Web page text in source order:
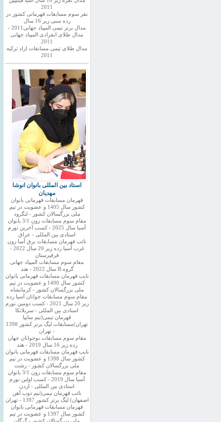
2011
نفر سوم مسابقات قهرمانی کشور در
رده سنی زیر 16 سال
مدال برنز تیمی المپیاد جهانی2011 -
مدال طلای انفرادی المپیاد جهانی
2011
مدال طلای تیمی مسابقات ازاد ترکیه
2011
استاد بین المللی بانوان انوشا
مهدیان
قهرمان مسابقات قهرمانی بانوان
کشور سال 1405 و عضویت در تیم
ملی بزرگسالان کشور - لنگرود
مقام سوم مسابقات زون 3/1 بانوان
آسیا سال 2025 - کسب آخرین نورم
استادی بین المللی - عراق
نائب قهرمان مسابقات برق آسا زون
غرب آسیا رده زیر 20 سال 2022 -
قرقیزستان
مقام سوم مسابقات المپیاد جهانی
گروه B سال 2022 - هند
نایب قهرمان مسابقات قهرمانی بانوان
کشور سال 1400 و عضویت در تیم
ملی بزرگسالان کشور - کرمانشاه
مقام سوم مسابقات جوانان آسیا رده
زیر 20 سال 2021 - کسب دومین نورم
استادی بین المللی - سریلانکا
قهرمان تیمی(تیم سایپا
تهران)مسابقات لیگ برتر کشور 1398
- تهران
مقام سوم مسابقات نوجوانان جهان
رده زیر 16 سال 2019 - هند
نایب قهرمان مسابقات قهرمانی بانوان
کشور سال 1398 و عضویت در تیم
ملی بزرگسالان کشور - رشت
مقام سوم مسابقات زون 3/1 بانوان
آسیا سال 2019 - کسب اولین نورم
استادی بین المللی - اردن
نائب قهرمان تیمی(تیم ذوب آهن
اصفهان) لیگ برتر کشور 1397 - تهران
قهرمان مسابقات قهرمانی بانوان
کشور سال 1397 و عضویت در تیم
ملی بزرگسالان کشور - گرگان